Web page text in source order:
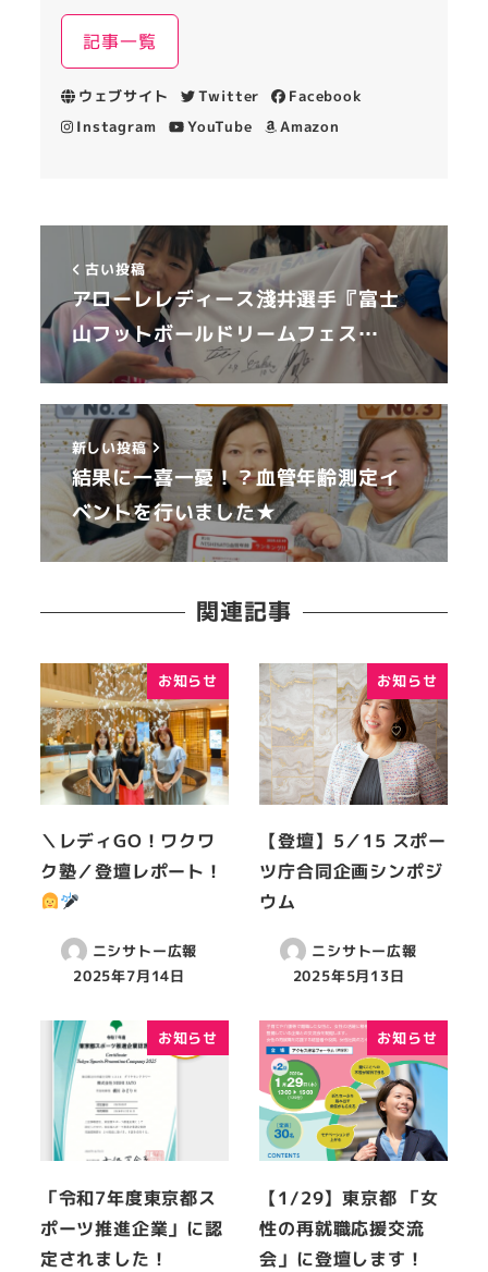
記事一覧
ウェブサイト Twitter
Facebook
Instagram
YouTube Amazon
古い投稿
アローレレディース淺井選手『富士
山フットボールドリームフェス…
新しい投稿
結果に一喜一憂！？血管年齢測定イ
ベントを行いました★
関連記事
お知らせ
＼レディGO！ワクワ
ク塾／登壇レポート！
ニシサトー広報
2025年7月14日
お知らせ
【登壇】5／15 スポー
ツ庁合同企画シンポジ
ウム
ニシサトー広報
2025年5月13日
お知らせ
「令和7年度東京都ス
ポーツ推進企業」に認
定されました！
お知らせ
【1/29】東京都 「女
性の再就職応援交流
会」に登壇します！